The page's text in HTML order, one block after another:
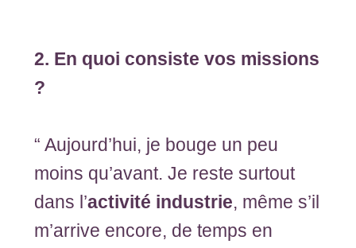
2. En quoi consiste vos missions
?
“ Aujourd’hui, je bouge un peu
moins qu’avant. Je reste surtout
dans l’activité industrie, même s’il
m’arrive encore, de temps en